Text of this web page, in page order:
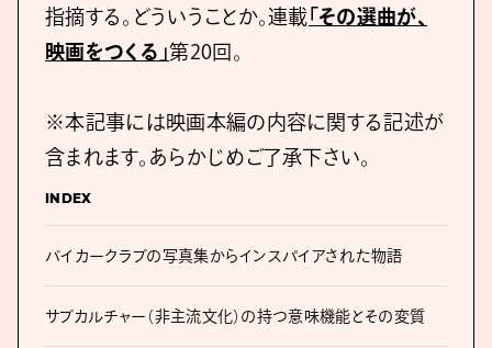
指摘する。どういうことか。連載「その選曲が、
映画をつくる」第20回。
※本記事には映画本編の内容に関する記述が
含まれます。あらかじめご了承下さい。
INDEX
バイカークラブの写真集からインスパイアされた物語
サブカルチャー（非主流文化）の持つ意味機能とその変質